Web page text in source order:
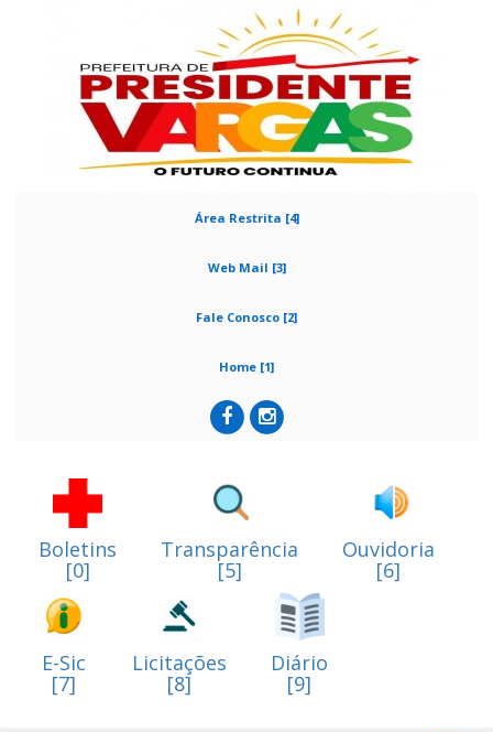
Área Restrita [4]
Web Mail [3]
Fale Conosco [2]
Home [1]
Boletins
[0]
Transparência
[5]
Ouvidoria
[6]
E-Sic
[7]
Licitações
[8]
Diário
[9]